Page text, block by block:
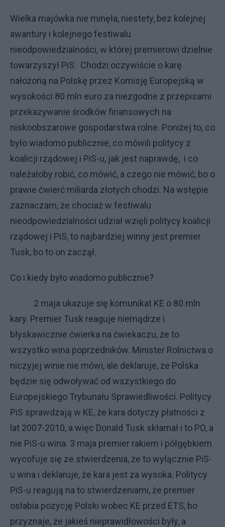
Wielka majówka nie minęła, niestety, bez kolejnej
awantury i kolejnego festiwalu
nieodpowiedzialności, w której premierowi dzielnie
towarzyszył PiS. Chodzi oczywiście o karę
nałożoną na Polskę przez Komisję Europejską w
wysokości 80 mln euro za niezgodne z przepisami
przekazywanie środków finansowych na
niskoobszarowe gospodarstwa rolne. Poniżej to, co
było wiadomo publicznie, co mówili politycy z
koalicji rządowej i PiS-u, jak jest naprawdę, i co
należałoby robić, co mówić, a czego nie mówić, bo o
prawie ćwierć miliarda złotych chodzi. Na wstępie
zaznaczam, że chociaż w festiwalu
nieodpowiedzialności udział wzięli politycy koalicji
rządowej i PiS, to najbardziej winny jest premier
Tusk, bo to on zaczął.
Co i kiedy było wiadomo publicznie?
2 maja ukazuje się komunikat KE o 80 mln
kary. Premier Tusk reaguje niemądrze i
błyskawicznie ćwierka na ćwiekaczu, że to
wszystko wina poprzedników. Minister Rolnictwa o
niczyjej winie nie mówi, ale deklaruje, że Polska
będzie się odwoływać od wszystkiego do
Europejskiego Trybunału Sprawiedliwości. Politycy
PiS sprawdzają w KE, że kara dotyczy płatności z
lat 2007-2010, a więc Donald Tusk skłamał i to PO, a
nie PiS-u wina. 3 maja premier rakiem i półgębkiem
wycofuje się ze stwierdzenia, że to wyłącznie PiS-
u wina i deklaruje, że kara jest za wysoka. Politycy
PiS-u reagują na to stwierdzeniami, że premier
osłabia pozycję Polski wobec KE przed ETS, bo
przyznaje, że jakieś nieprawidłowości były, a